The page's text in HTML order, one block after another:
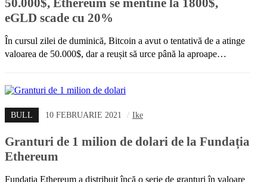
50.000$, Ethereum se mentine la 1800$,
eGLD scade cu 20%
În cursul zilei de duminică, Bitcoin a avut o tentativă de a atinge
valoarea de 50.000$, dar a reușit să urce până la aproape…
BULL 10 FEBRUARIE 2021 / Ike
Granturi de 1 milion de dolari de la Fundația
Ethereum
Fundația Ethereum a distribuit încă o serie de granturi în valoare